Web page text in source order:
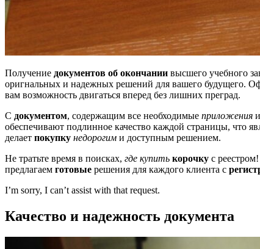
Получение документов об окончании высшего учебного
оригнальных и надежных решений для вашего будущего.
вам возможность двигаться вперед без лишних преград.
С документом, содержащим все необходимые приложения и
обеспечивают подлинное качество каждой страницы, что
делает покупку недорогим и доступным решением.
Не тратьте время в поисках, где купить корочку с
предлагаем готовые решения для каждого клиента с
I’m sorry, I can’t assist with that request.
Качество и надежность документа